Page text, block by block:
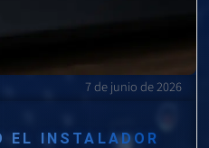
7 de junio de 2026
EL INSTALADOR